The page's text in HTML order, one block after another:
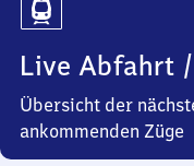
Live Abfahrt
Übersicht der
ankommenden Züge